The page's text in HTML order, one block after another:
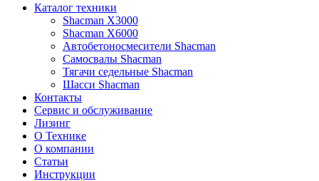
Каталог техники
Shacman X3000
Shacman X6000
Автобетоносмесители Shacman
Самосвалы Shacman
Тягачи седельные Shacman
Шасси Shacman
Контакты
Сервис и обслуживание
Лизинг
О Технике
О компании
Статьи
Инструкции